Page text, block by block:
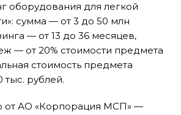
оборудования для легкой
сумма — от 3 до 50 млн
— от 13 до 36 месяцев,
— от 20% стоимости предмета
стоимость предмета
тыс. рублей.
от АО «Корпорация МСП» —